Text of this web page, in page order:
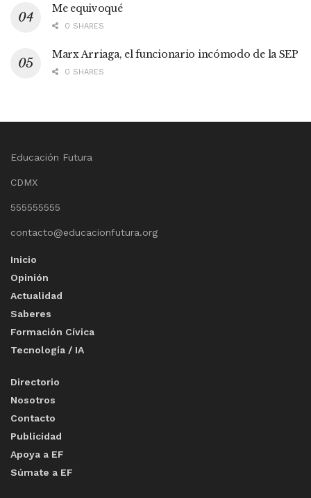
Me equivoqué
0 SHARES
Marx Arriaga, el funcionario incómodo de la SEP
0 SHARES
Educación Futura
CDMX
555555555
contacto@educacionfutura.org
Inicio
Opinión
Actualidad
Saberes
Formación Cívica
Tecnología / IA
Directorio
Nosotros
Contacto
Publicidad
Apoya a EF
Súmate a EF